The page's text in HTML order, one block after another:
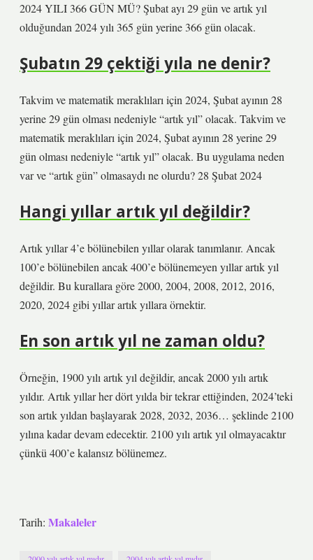
2024 YILI 366 GÜN MÜ? Şubat ayı 29 gün ve artık yıl
olduğundan 2024 yılı 365 gün yerine 366 gün olacak.
Şubatın 29 çektiği yıla ne denir?
Takvim ve matematik meraklıları için 2024, Şubat ayının 28
yerine 29 gün olması nedeniyle “artık yıl” olacak. Takvim ve
matematik meraklıları için 2024, Şubat ayının 28 yerine 29
gün olması nedeniyle “artık yıl” olacak. Bu uygulama neden
var ve “artık gün” olmasaydı ne olurdu? 28 Şubat 2024
Hangi yıllar artık yıl değildir?
Artık yıllar 4’e bölünebilen yıllar olarak tanımlanır. Ancak
100’e bölünebilen ancak 400’e bölünemeyen yıllar artık yıl
değildir. Bu kurallara göre 2000, 2004, 2008, 2012, 2016,
2020, 2024 gibi yıllar artık yıllara örnektir.
En son artık yıl ne zaman oldu?
Örneğin, 1900 yılı artık yıl değildir, ancak 2000 yılı artık
yıldır. Artık yıllar her dört yılda bir tekrar ettiğinden, 2024’teki
son artık yıldan başlayarak 2028, 2032, 2036… şeklinde 2100
yılına kadar devam edecektir. 2100 yılı artık yıl olmayacaktır
çünkü 400’e kalansız bölünemez.
Tarih: Makaleler